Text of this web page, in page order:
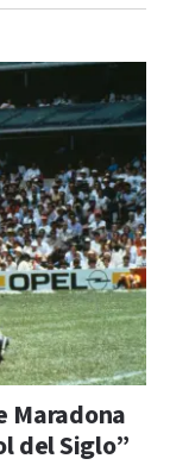
Maradona
del Siglo”